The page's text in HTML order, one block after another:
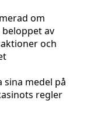
om
av
och
medel på
regler